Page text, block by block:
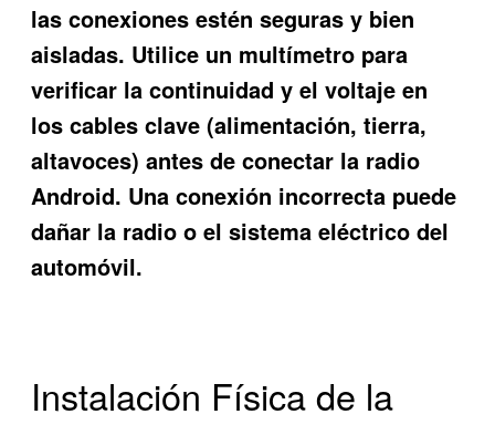
las conexiones estén seguras y bien
aisladas. Utilice un multímetro para
verificar la continuidad y el voltaje en
los cables clave (alimentación, tierra,
altavoces) antes de conectar la radio
Android. Una conexión incorrecta puede
dañar la radio o el sistema eléctrico del
automóvil.
Instalación Física de la